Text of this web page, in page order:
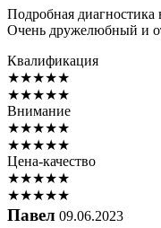
Подробная диагностика
Очень дружелюбный и
Квалификация
★★★★★
★★★★★
Внимание
★★★★★
★★★★★
Цена-качество
★★★★★
★★★★★
Павел 09.06.2023